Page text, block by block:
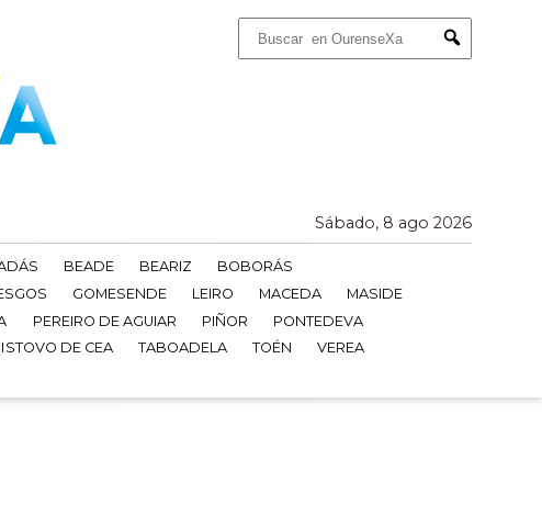
Submit
Sábado, 8 ago 2026
BEADE BEARIZ
BOBORÁS
GOMESENDE LEIRO MACEDA
MASIDE
PEREIRO DE AGUIAR PIÑOR
PONTEDEVA
DE CEA TABOADELA TOÉN
VEREA